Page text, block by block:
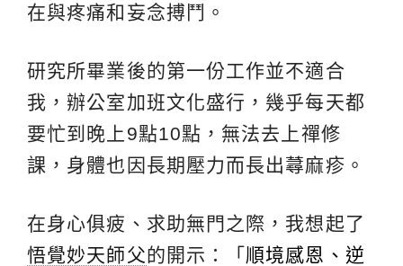
在與疼痛和妄念搏鬥。
研究所畢業後的第一份工作並不適合
我，辦公室加班文化盛行，幾乎每天都
要忙到晚上9點10點，無法去上禪修
課，身體也因長期壓力而長出蕁麻疹。
在身心俱疲、求助無門之際，我想起了
悟覺妙天師父的開示：「 順境感恩、逆